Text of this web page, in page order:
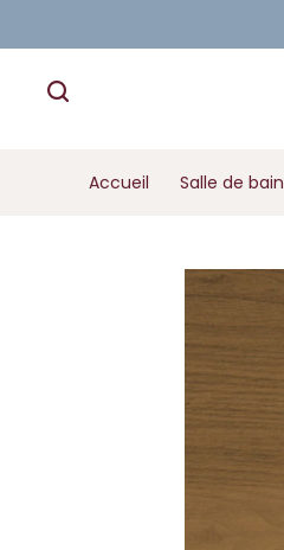
Accueil Salle de bain